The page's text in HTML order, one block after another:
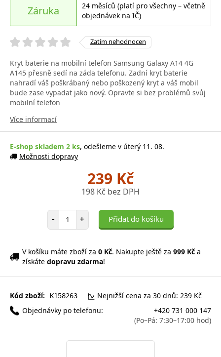
Záruka
24 měsíců (platí pro všechny – včetně
objednávek na IČ)
Zatím nehodnocen
Kryt baterie na mobilní telefon Samsung Galaxy A14 4G
A145 přesně sedí na záda telefonu. Zadní kryt baterie
nahradí váš poškrábaný nebo poškozený kryt a váš mobil
bude zase vypadat jako nový. Opravte si bez problémů svůj
mobilní telefon
Více informací
E-shop skladem 2 ks, odešleme v úterý 11. 08.
Možnosti dopravy
239 Kč
198 Kč bez DPH
- Počet položek
+ Přidat do košíku
V košíku máte zboží za 0 Kč. Nakupte ještě za 999 Kč a
získáte dopravu zdarma!
Kód zboží: K158263
Nejnižší cena za 30 dnů: 239 Kč
Objednávky po telefonu:
+420 731 000 147
(Po–Pá: 7:30–17:00 hod)